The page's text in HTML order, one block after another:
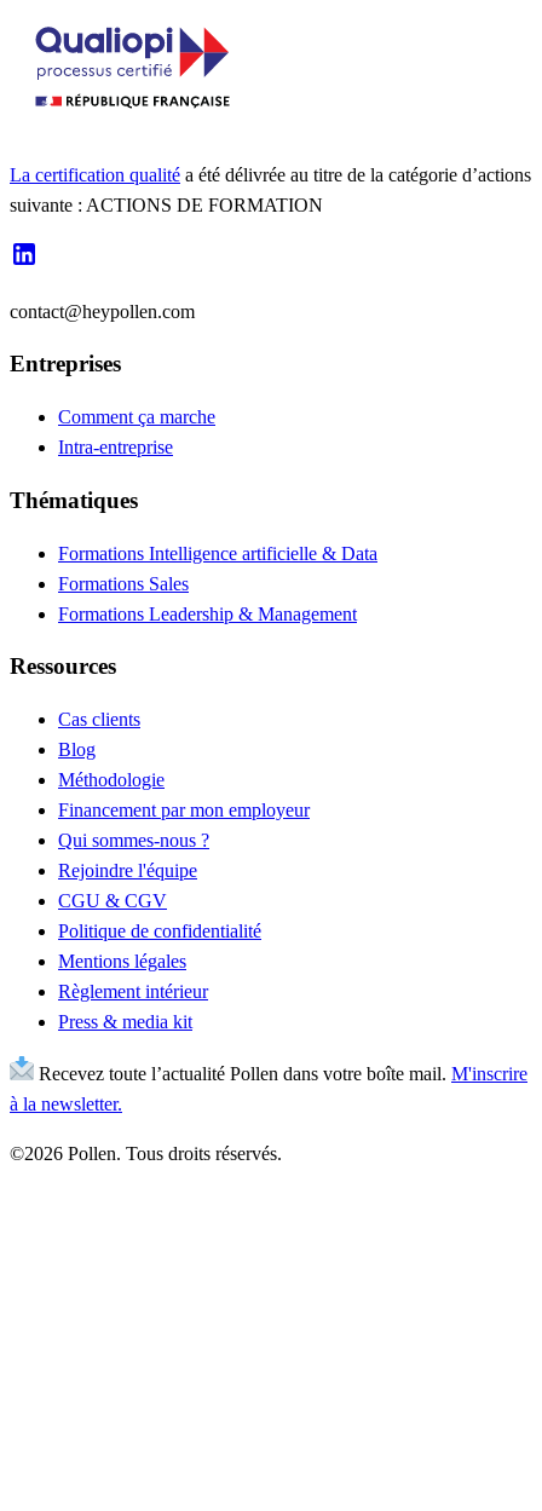
La certification qualité a été délivrée au titre de la catégorie d’actions
suivante : ACTIONS DE FORMATION
contact@heypollen.com
Entreprises
Comment ça marche
Intra-entreprise
Thématiques
Formations Intelligence artificielle & Data
Formations Sales
Formations Leadership & Management
Ressources
Cas clients
Blog
Méthodologie
Financement par mon employeur
Qui sommes-nous ?
Rejoindre l'équipe
CGU & CGV
Politique de confidentialité
Mentions légales
Règlement intérieur
Press & media kit
Recevez toute l’actualité Pollen dans votre boîte mail. M'inscrire
à la newsletter.
©2026 Pollen. Tous droits réservés.